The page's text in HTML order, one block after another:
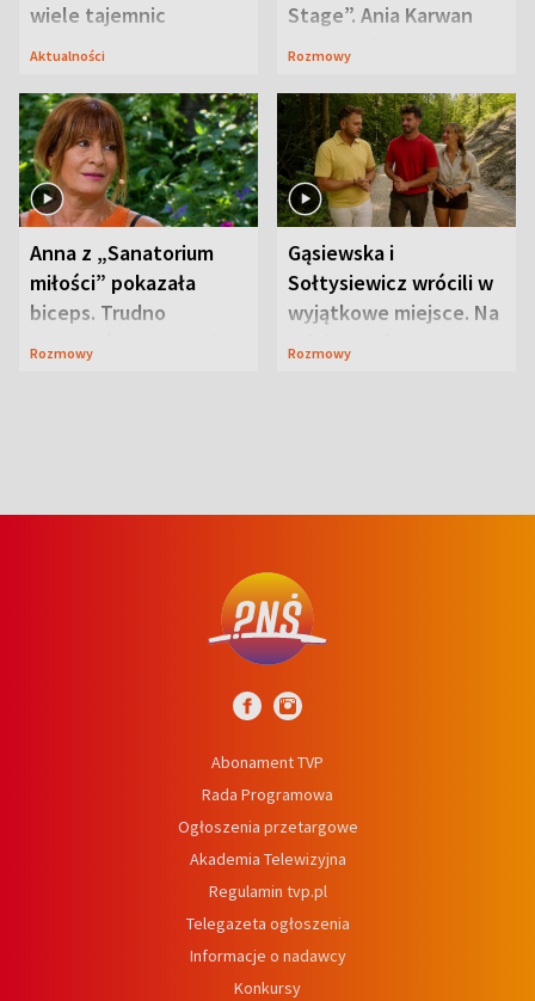
wiele tajemnic
Aktualności
Stage”. Ania Karwan
zapowiada
Rozmowy
Anna z „Sanatorium
miłości” pokazała
biceps. Trudno
uwierzyć, co przeszła
Rozmowy
Gąsiewska i
Sołtysiewicz wrócili w
wyjątkowe miejsce. Na
szlaku czekał
Rozmowy
Abonament TVP
Rada Programowa
Ogłoszenia przetargowe
Akademia Telewizyjna
Regulamin tvp.pl
Telegazeta ogłoszenia
Informacje o nadawcy
Konkursy